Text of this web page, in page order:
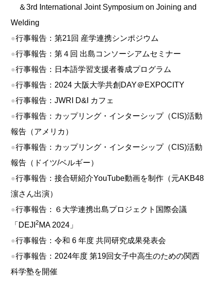
＆3rd International Joint Symposium on Joining and
Welding
●行事報告：第21回 産学連携シンポジウム
●行事報告：第４回 出島コンソーシアムセミナー
●行事報告：日本語学習支援者養成プログラム
●行事報告：2024 大阪大学共創DAY＠EXPOCITY
●行事報告：JWRI D&I カフェ
●行事報告：カップリング・インターシップ（CIS)活動
報告（アメリカ）
●行事報告：カップリング・インターシップ（CIS)活動
報告（ドイツ/ベルギー）
●行事報告：接合研紹介YouTube動画を制作（元AKB48
濵さん出演）
●行事報告：６大学連携出島プロジェクト国際会議
「DEJI2 MA 2024」
●行事報告：令和 6 年度 共同研究成果発表会
●行事報告：2024年度 第19回女子中高生のための関西
科学塾を開催